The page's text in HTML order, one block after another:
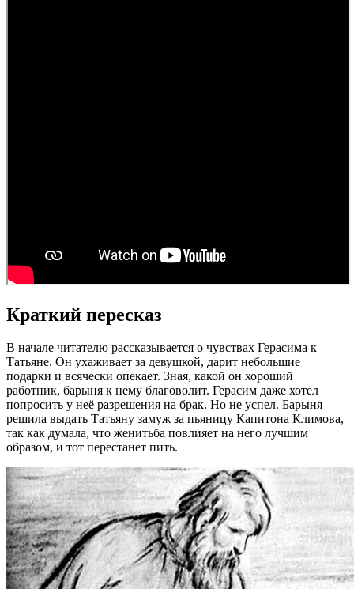
Краткий пересказ
В начале читателю рассказывается о чувствах Герасима к
Татьяне. Он ухаживает за девушкой, дарит небольшие
подарки и всячески опекает. Зная, какой он хороший
работник, барыня к нему благоволит. Герасим даже хотел
попросить у неё разрешения на брак. Но не успел. Барыня
решила выдать Татьяну замуж за пьяницу Капитона Климова,
так как думала, что женитьба повлияет на него лучшим
образом, и тот перестанет пить.